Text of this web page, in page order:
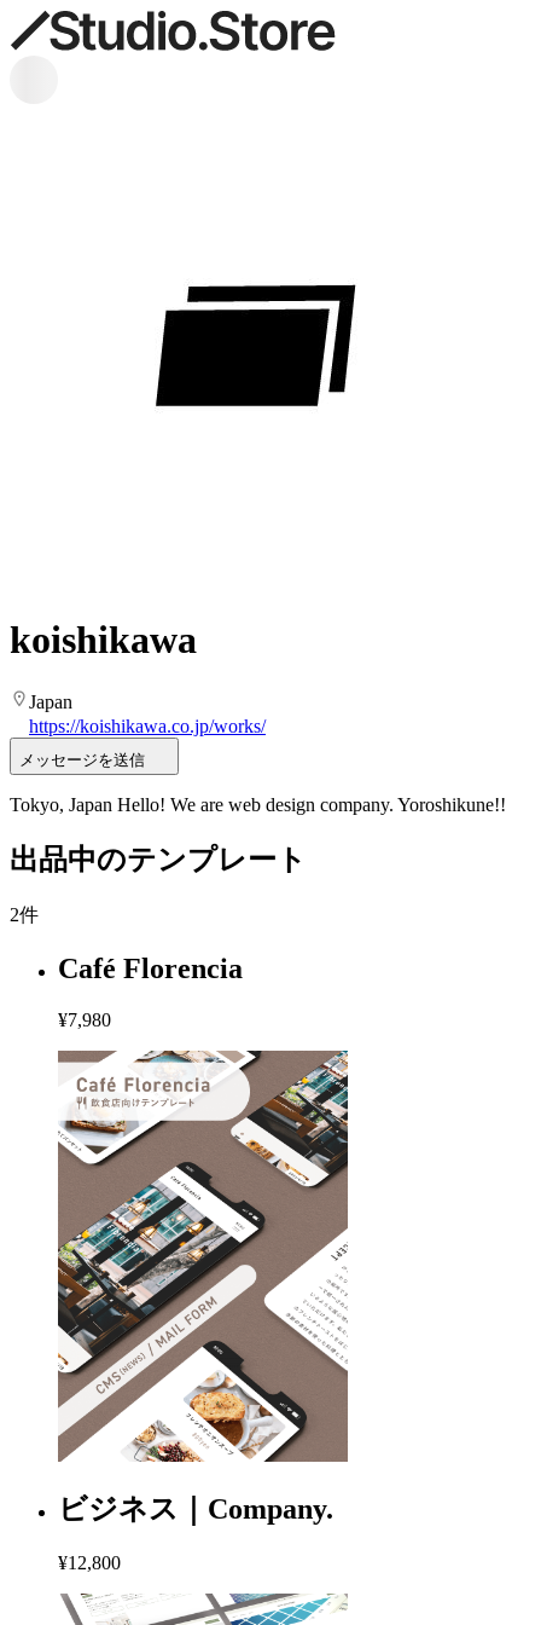
koishikawa
Japan
https://koishikawa.co.jp/works/
メッセージを送信
Tokyo, Japan Hello! We are web design company. Yoroshikune!!
出品中のテンプレート
2件
Café Florencia
¥7,980
ビジネス｜Company.
¥12,800